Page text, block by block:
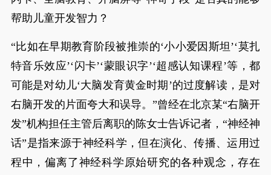
帮助儿童开发智力？
“比如在早期教育阶段被推崇的‘小小爱因斯坦’‘莫扎
特音乐效应’‘闪卡’‘蒙眼识字’‘超感认知课程’等，都
可能是对幼儿‘大脑发育黄金时期’的过度解读，是对
右脑开发的片面夸大和误导。”曾经在北京某“右脑开
发”机构担任主管后离职的陈女士告诉记者，“神经神
话”是指来源于神经科学，但在演化、传播、运用过
程中，偏离了神经科学原始研究的各种观念，存在